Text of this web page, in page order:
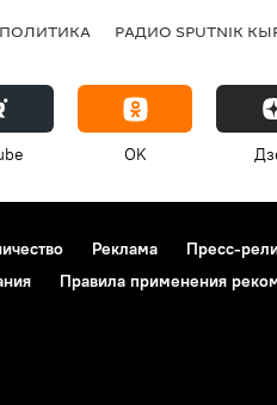
ПОЛИТИКА РАДИО SPUTNIK
OK
Реклама Пресс-
Правила применения